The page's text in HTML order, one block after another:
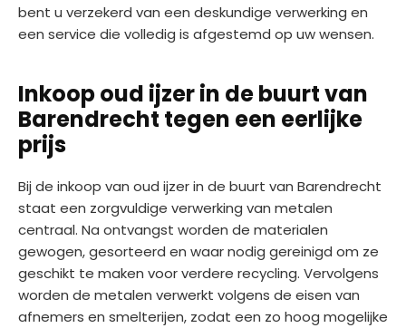
bent u verzekerd van een deskundige verwerking en
een service die volledig is afgestemd op uw wensen.
Inkoop oud ijzer in de buurt van
Barendrecht tegen een eerlijke
prijs
Bij de inkoop van oud ijzer in de buurt van Barendrecht
staat een zorgvuldige verwerking van metalen
centraal. Na ontvangst worden de materialen
gewogen, gesorteerd en waar nodig gereinigd om ze
geschikt te maken voor verdere recycling. Vervolgens
worden de metalen verwerkt volgens de eisen van
afnemers en smelterijen, zodat een zo hoog mogelijke